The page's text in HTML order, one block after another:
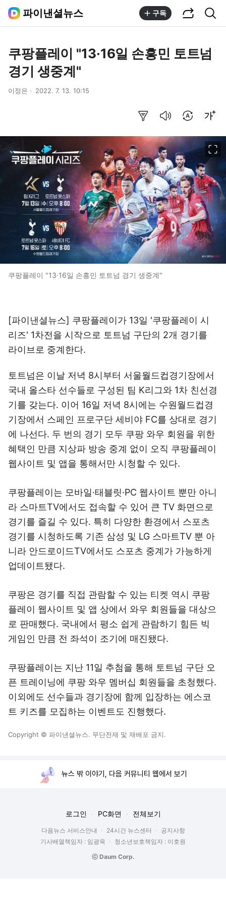
파이낸셜뉴스 구독
쿠팡플레이 "13·16일 손흥민 토트넘
경기 생중계"
이정은 2022. 7. 13. 10:15
쿠팡플레이 "13·16일 손흥민 토트넘 경기 생중계"
[파이낸셜뉴스] 쿠팡플레이가 13일 '쿠팡플레이 시
리즈' 1차전을 시작으로 토트넘 구단의 2개 경기를
라이브로 중계한다.
토트넘은 이날 저녁 8시부터 서울월드컵경기장에서
국내 올스타 선수들로 구성된 팀 K리그와 1차 친선경
기를 갖는다. 이어 16일 저녁 8시에는 수원월드컵경
기장에서 스페인 프로구단 세비야 FC를 상대로 경기
에 나선다. 두 번의 경기 모두 쿠팡 와우 회원을 위한
혜택인 만큼 지상파 방송 중계 없이 오직 쿠팡플레이
웹사이트 및 앱을 통해서만 시청할 수 있다.
쿠팡플레이는 모바일·태블릿·PC 웹사이트 뿐만 아니
라 스마트TV에서도 접속할 수 있어 큰 TV 화면으로
경기를 즐길 수 있다. 특히 다양한 환경에서 스포츠
경기를 시청하도록 기존 삼성 및 LG 스마트TV 뿐 아
니라 안드로이드TV에서도 스포츠 중계가 가능하게
업데이트됐다.
쿠팡은 경기를 직접 관람할 수 있는 티켓 역시 쿠팡
플레이 웹사이트 및 앱 상에서 와우 회원들을 대상으
로 판매했다. 국내에서 평소 쉽게 관람하기 힘든 빅
게임인 만큼 전 좌석이 조기에 매진됐다.
쿠팡플레이는 지난 11일 추첨을 통해 토트넘 구단 오
픈 트레이닝에 쿠팡 와우 멤버십 회원들을 초청했다.
이외에도 선수들과 경기장에 함께 입장하는 에스코
트 키즈를 모집하는 이벤트도 진행했다.
Copyright © 파이낸셜뉴스. 무단전재 및 재배포 금지.
뉴스 밖 이야기, 다음 커뮤니티 웹에서 보기
로그인 PC화면 전체보기
다음뉴스 서비스안내 24시간 뉴스센터
공지사항
기사배열책임자 : 임광욱
청소년보호책임자 : 이호원
ⓒ Daum Corp.